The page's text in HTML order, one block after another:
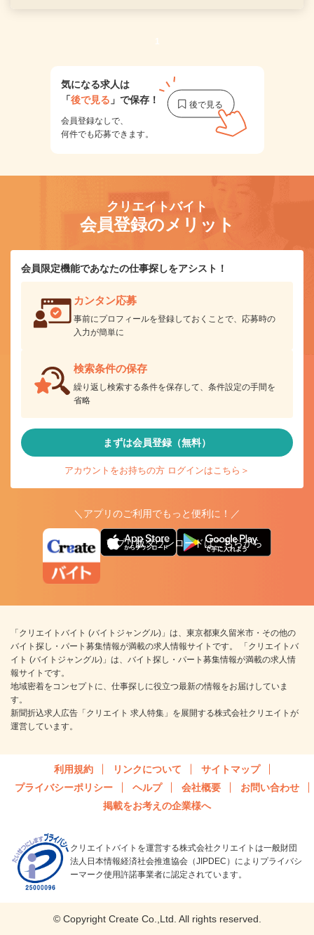
1
気になる求人は
「後で見る 」で保存！
会員登録なしで、
何件でも応募できます。
クリエイトバイト
会員登録のメリット
会員限定機能であなたの仕事探しをアシスト！
カンタン応募
事前にプロフィールを登録しておくことで、応募時の
入力が簡単に
検索条件の保存
繰り返し検索する条件を保存して、条件設定の手間を
省略
まずは会員登録（無料）
アカウントをお持ちの方 ログインはこちら＞
＼アプリのご利用でもっと便利に！／
アプリ版ダウンロードはこちらから
「クリエイトバイト (バイトジャングル)」は、東京都東久留米市・その他の
バイト探し・パート募集情報が満載の求人情報サイトです。 「クリエイトバ
イト (バイトジャングル)」は、バイト探し・パート募集情報が満載の求人情
報サイトです。
地域密着をコンセプトに、仕事探しに役立つ最新の情報をお届けしていま
す。
新聞折込求人広告「クリエイト 求人特集」を展開する株式会社クリエイトが
運営しています。
利用規約 リンクについて
サイトマップ
プライバシーポリシー
ヘルプ 会社概要
お問い合わせ
掲載をお考えの企業様へ
クリエイトバイトを運営する株式会社クリエイトは一般財団
法人日本情報経済社会推進協会（JIPDEC）によりプライバシ
ーマーク使用許諾事業者に認定されています。
© Copyright Create Co.,Ltd. All rights reserved.